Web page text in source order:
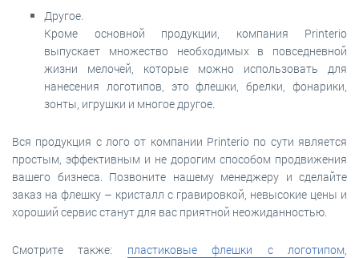
Другое.
Кроме основной продукции, компания Printerio
выпускает множество необходимых в повседневной
жизни мелочей, которые можно использовать для
нанесения логотипов, это флешки, брелки, фонарики,
зонты, игрушки и многое другое.
Вся продукция с лого от компании Printerio по сути является
простым, эффективным и не дорогим способом продвижения
вашего бизнеса. Позвоните нашему менеджеру и сделайте
заказ на флешку – кристалл с гравировкой, невысокие цены и
хороший сервис станут для вас приятной неожиданностью.
Смотрите также: пластиковые флешки с логотипом